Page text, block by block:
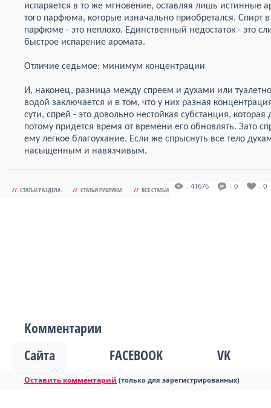
испаряется в то же мгновение, оставляя лишь истинные
того парфюма, которые изначально приобретался. Спирт в
парфюме - это неплохо. Единственный недостаток - это
быстрое испарение аромата.
Отличие седьмое: минимум концентрации
И, наконец, разница между спреем и духами или
водой заключается и в том, что у них разная
сути, спрей - это довольно нестойкая субстанция,
потому придется время от времени его обновлять. Зато
ему легкое благоухание. Если же спрыснуть все тело
насыщенным и навязчивым.
// СТАТЬИ РАЗДЕЛА // СТАТЬИ РУБРИКИ // ВСЕ СТАТЬИ - 41676 - 0 - 0
Комментарии
Сайта
FACEBOOK VK
Оставить комментарий (только для зарегистрированных)